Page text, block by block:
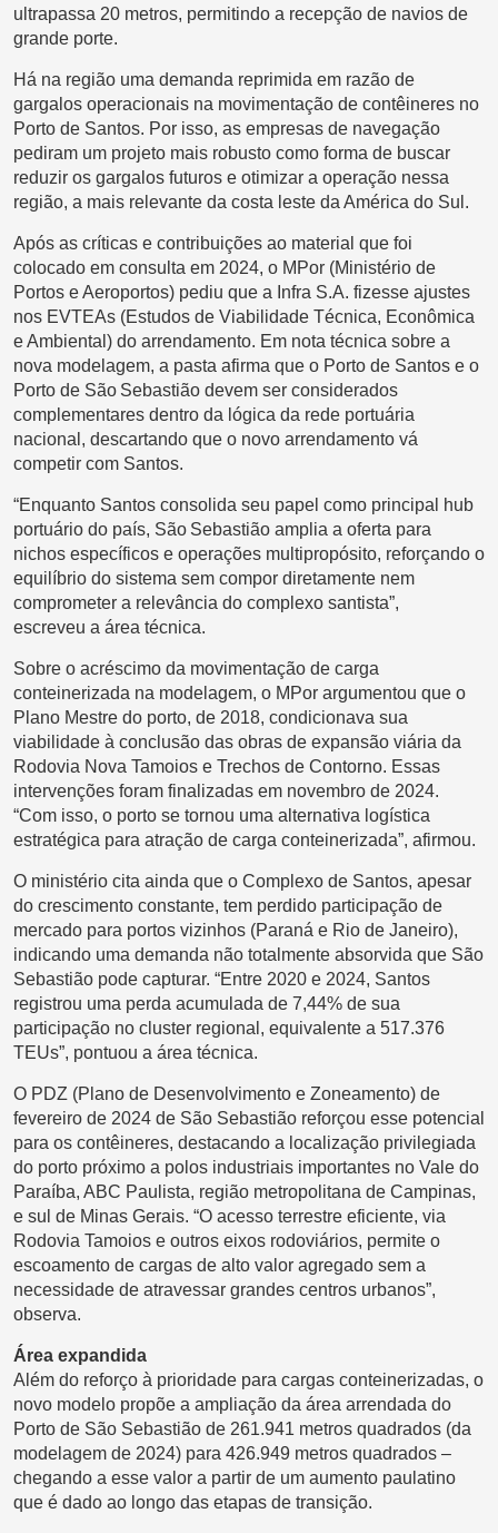
ultrapassa 20 metros, permitindo a recepção de navios de
grande porte.
Há na região uma demanda reprimida em razão de
gargalos operacionais na movimentação de contêineres no
Porto de Santos. Por isso, as empresas de navegação
pediram um projeto mais robusto como forma de buscar
reduzir os gargalos futuros e otimizar a operação nessa
região, a mais relevante da costa leste da América do Sul.
Após as críticas e contribuições ao material que foi
colocado em consulta em 2024, o MPor (Ministério de
Portos e Aeroportos) pediu que a Infra S.A. fizesse ajustes
nos EVTEAs (Estudos de Viabilidade Técnica, Econômica
e Ambiental) do arrendamento. Em nota técnica sobre a
nova modelagem, a pasta afirma que o Porto de Santos e o
Porto de São Sebastião devem ser considerados
complementares dentro da lógica da rede portuária
nacional, descartando que o novo arrendamento vá
competir com Santos.
“Enquanto Santos consolida seu papel como principal hub
portuário do país, São Sebastião amplia a oferta para
nichos específicos e operações multipropósito, reforçando o
equilíbrio do sistema sem compor diretamente nem
comprometer a relevância do complexo santista”,
escreveu a área técnica.
Sobre o acréscimo da movimentação de carga
conteinerizada na modelagem, o MPor argumentou que o
Plano Mestre do porto, de 2018, condicionava sua
viabilidade à conclusão das obras de expansão viária da
Rodovia Nova Tamoios e Trechos de Contorno. Essas
intervenções foram finalizadas em novembro de 2024.
“Com isso, o porto se tornou uma alternativa logística
estratégica para atração de carga conteinerizada”, afirmou.
O ministério cita ainda que o Complexo de Santos, apesar
do crescimento constante, tem perdido participação de
mercado para portos vizinhos (Paraná e Rio de Janeiro),
indicando uma demanda não totalmente absorvida que São
Sebastião pode capturar. “Entre 2020 e 2024, Santos
registrou uma perda acumulada de 7,44% de sua
participação no cluster regional, equivalente a 517.376
TEUs”, pontuou a área técnica.
O PDZ (Plano de Desenvolvimento e Zoneamento) de
fevereiro de 2024 de São Sebastião reforçou esse potencial
para os contêineres, destacando a localização privilegiada
do porto próximo a polos industriais importantes no Vale do
Paraíba, ABC Paulista, região metropolitana de Campinas,
e sul de Minas Gerais. “O acesso terrestre eficiente, via
Rodovia Tamoios e outros eixos rodoviários, permite o
escoamento de cargas de alto valor agregado sem a
necessidade de atravessar grandes centros urbanos”,
observa.
Área expandida
Além do reforço à prioridade para cargas conteinerizadas, o
novo modelo propõe a ampliação da área arrendada do
Porto de São Sebastião de 261.941 metros quadrados (da
modelagem de 2024) para 426.949 metros quadrados –
chegando a esse valor a partir de um aumento paulatino
que é dado ao longo das etapas de transição.